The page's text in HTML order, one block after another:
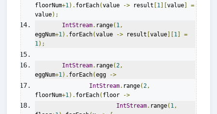
floorNum+1). forEach(value -> result 1 ][value
=
value);
IntStream. range( 1,
eggNum+1). forEach(value -> result [value 1
=
1);
IntStream. range(2,
eggNum+1). forEach(egg
->
IntStream. range( 2 ,
floorNum+1 ). forEach( floor
->
IntStream. range( 1,